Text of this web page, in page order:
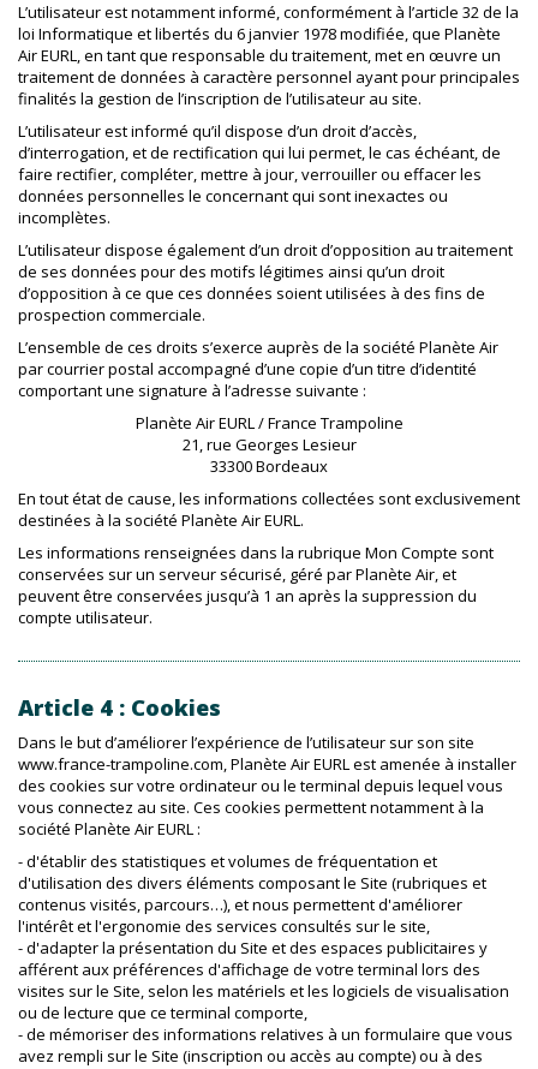
L’utilisateur est notamment informé, conformément à l’article 32 de la
loi Informatique et libertés du 6 janvier 1978 modifiée, que Planète
Air EURL, en tant que responsable du traitement, met en œuvre un
traitement de données à caractère personnel ayant pour principales
finalités la gestion de l’inscription de l’utilisateur au site.
L’utilisateur est informé qu’il dispose d’un droit d’accès,
d’interrogation, et de rectification qui lui permet, le cas échéant, de
faire rectifier, compléter, mettre à jour, verrouiller ou effacer les
données personnelles le concernant qui sont inexactes ou
incomplètes.
L’utilisateur dispose également d’un droit d’opposition au traitement
de ses données pour des motifs légitimes ainsi qu’un droit
d’opposition à ce que ces données soient utilisées à des fins de
prospection commerciale.
L’ensemble de ces droits s’exerce auprès de la société Planète Air
par courrier postal accompagné d’une copie d’un titre d’identité
comportant une signature à l’adresse suivante :
Planète Air EURL / France Trampoline
21, rue Georges Lesieur
33300 Bordeaux
En tout état de cause, les informations collectées sont exclusivement
destinées à la société Planète Air EURL.
Les informations renseignées dans la rubrique Mon Compte sont
conservées sur un serveur sécurisé, géré par Planète Air, et
peuvent être conservées jusqu’à 1 an après la suppression du
compte utilisateur.
Article 4 : Cookies
Dans le but d’améliorer l’expérience de l’utilisateur sur son site
www.france-trampoline.com, Planète Air EURL est amenée à installer
des cookies sur votre ordinateur ou le terminal depuis lequel vous
vous connectez au site. Ces cookies permettent notamment à la
société Planète Air EURL :
- d'établir des statistiques et volumes de fréquentation et
d'utilisation des divers éléments composant le Site (rubriques et
contenus visités, parcours…), et nous permettent d'améliorer
l'intérêt et l'ergonomie des services consultés sur le site,
- d'adapter la présentation du Site et des espaces publicitaires y
afférent aux préférences d'affichage de votre terminal lors des
visites sur le Site, selon les matériels et les logiciels de visualisation
ou de lecture que ce terminal comporte,
- de mémoriser des informations relatives à un formulaire que vous
avez rempli sur le Site (inscription ou accès au compte) ou à des